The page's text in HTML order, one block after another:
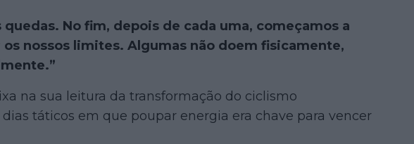
No fim, depois de cada uma, começamos a
nossos limites. Algumas não doem fisicamente,
na sua leitura da transformação do ciclismo
dias táticos em que poupar energia era chave para vencer